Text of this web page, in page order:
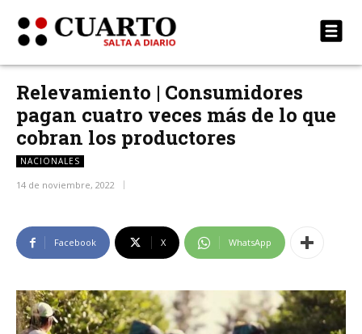
Relevamiento | Consumidores
pagan cuatro veces más de lo que
cobran los productores
NACIONALES
14 de noviembre, 2022
Facebook X WhatsApp